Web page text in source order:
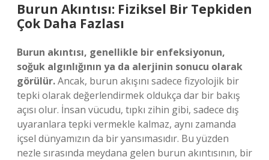
Burun Akıntısı: Fiziksel Bir Tepkiden
Çok Daha Fazlası
Burun akıntısı, genellikle bir enfeksiyonun,
soğuk algınlığının ya da alerjinin sonucu olarak
görülür.Ancak, burun akışını sadece fizyolojik bir
tepki olarak değerlendirmek oldukça dar bir bakış
açısı olur. İnsan vücudu, tıpkı zihin gibi, sadece dış
uyaranlara tepki vermekle kalmaz, aynı zamanda
içsel dünyamızın da bir yansımasıdır. Bu yüzden
nezle sırasında meydana gelen burun akıntısının, bir